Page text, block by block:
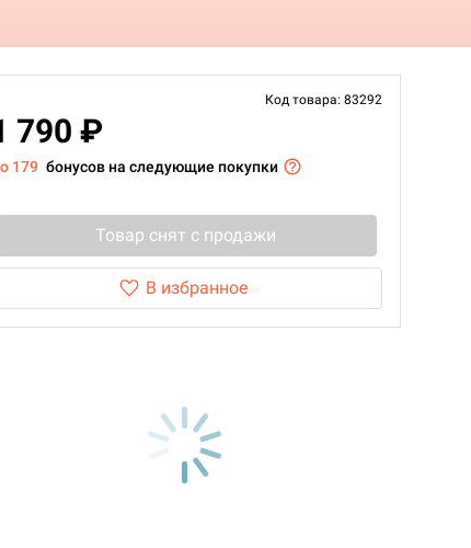
Код товара: 83292
790 ₽
179 бонусов на следующие покупки
Товар снят с продажи
В избранное